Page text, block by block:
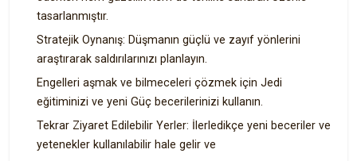
tasarlanmıştır.
Stratejik Oynanış: Düşmanın güçlü ve zayıf yönlerini
araştırarak saldırılarınızı planlayın.
Engelleri aşmak ve bilmeceleri çözmek için Jedi
eğitiminizi ve yeni Güç becerilerinizi kullanın.
Tekrar Ziyaret Edilebilir Yerler: İlerledikçe yeni beceriler ve
yetenekler kullanılabilir hale gelir ve